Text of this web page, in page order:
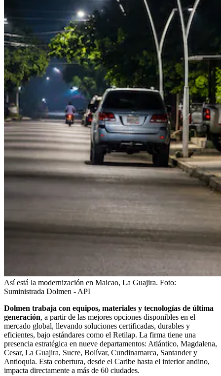
Así está la modernización en Maicao, La Guajira. Foto:
Suministrada Dolmen - API
Dolmen trabaja con equipos, materiales y tecnologías de última
generación, a partir de las mejores opciones disponibles en el
mercado global, llevando soluciones certificadas, durables y
eficientes, bajo estándares como el Retilap. La firma tiene una
presencia estratégica en nueve departamentos: Atlántico, Magdalena,
Cesar, La Guajira, Sucre, Bolívar, Cundinamarca, Santander y
Antioquia. Esta cobertura, desde el Caribe hasta el interior andino,
impacta directamente a más de 60 ciudades.